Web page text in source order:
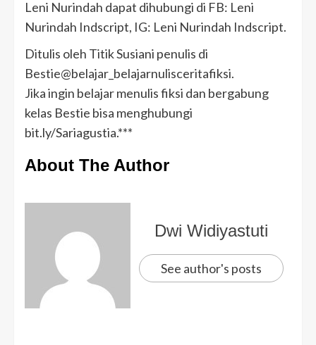
Leni Nurindah dapat dihubungi di FB: Leni
Nurindah Indscript, IG: Leni Nurindah Indscript.
Ditulis oleh Titik Susiani penulis di
Bestie@belajar_belajarnulisceritafiksi.
Jika ingin belajar menulis fiksi dan bergabung
kelas Bestie bisa menghubungi
bit.ly/Sariagustia.***
About The Author
Dwi Widiyastuti
See author's posts